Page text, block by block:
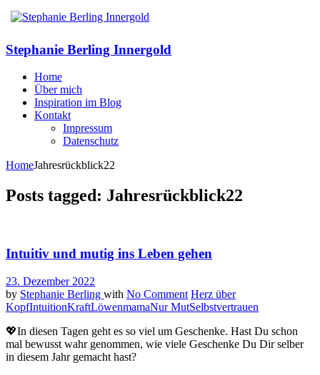
Stephanie Berling Innergold
Home
Über mich
Inspiration im Blog
Kontakt
Impressum
Datenschutz
HomeJahresrückblick22
Posts tagged: Jahresrückblick22
Intuitiv und mutig ins Leben gehen
23. Dezember 2022
by Stephanie Berling with No Comment Herz über
KopfIntuitionKraftLöwenmamaNur MutSelbstvertrauen
💖In diesen Tagen geht es so viel um Geschenke. Hast Du schon
mal bewusst wahr genommen, wie viele Geschenke Du Dir selber
in diesem Jahr gemacht hast?